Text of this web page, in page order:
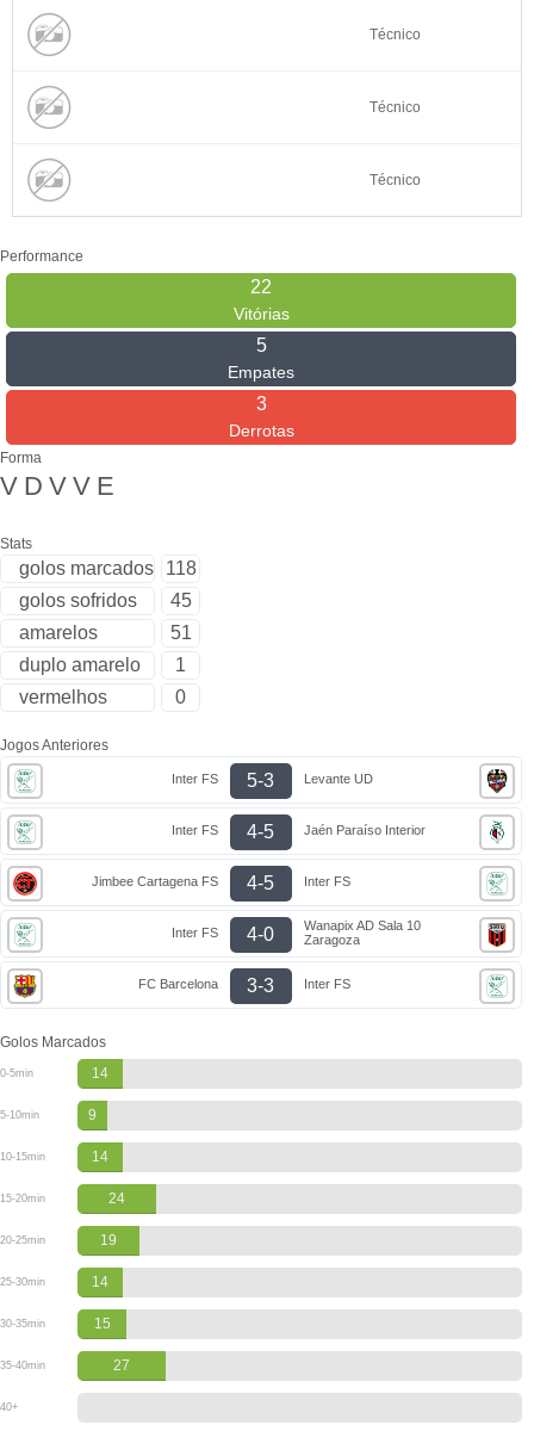
Técnico
Técnico
Técnico
Performance
22
Vitórias
5
Empates
3
Derrotas
Forma
V D V V E
Stats
golos marcados
118
golos sofridos
45
amarelos
51
duplo amarelo
1
vermelhos
0
Jogos Anteriores
Inter FS 5-3 Levante UD
Inter FS 4-5 Jaén Paraíso Interior
Jimbee Cartagena FS 4-5 Inter FS
Inter FS 4-0
Wanapix AD Sala 10
Zaragoza
FC Barcelona 3-3 Inter FS
Golos Marcados
0-5min 14
5-10min 9
10-15min 14
15-20min 24
20-25min 19
25-30min 14
30-35min 15
35-40min 27
40+